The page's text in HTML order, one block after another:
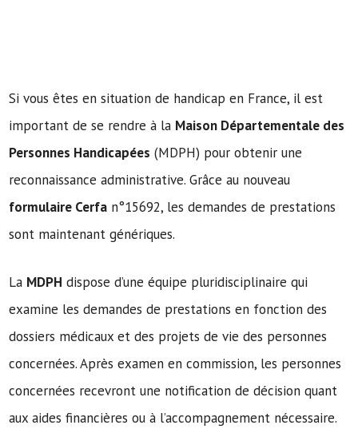
Si vous êtes en situation de handicap en France, il est
important de se rendre à la Maison Départementale des
Personnes Handicapées (MDPH) pour obtenir une
reconnaissance administrative. Grâce au nouveau
formulaire Cerfa n°15692, les demandes de prestations
sont maintenant génériques.
La MDPH dispose d’une équipe pluridisciplinaire qui
examine les demandes de prestations en fonction des
dossiers médicaux et des projets de vie des personnes
concernées. Après examen en commission, les personnes
concernées recevront une notification de décision quant
aux aides financières ou à l’accompagnement nécessaire.